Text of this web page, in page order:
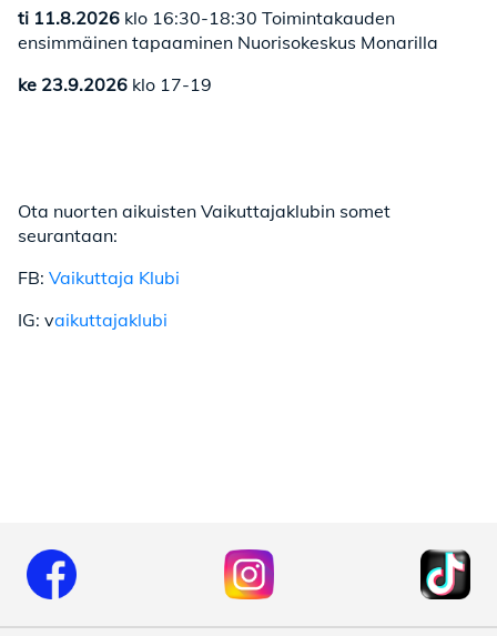
ti 11.8.2026 klo 16:30-18:30 Toimintakauden
ensimmäinen tapaaminen Nuorisokeskus Monarilla
ke 23.9.2026 klo 17-19
Ota nuorten aikuisten Vaikuttajaklubin somet
seurantaan:
FB: Vaikuttaja Klubi
IG: vaikuttajaklubi